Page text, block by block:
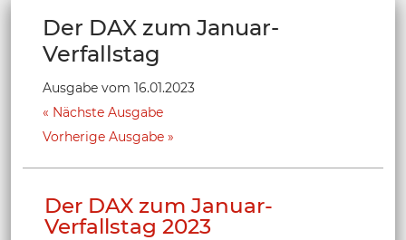
Der DAX zum Januar-
Verfallstag
Ausgabe vom 16.01.2023
Nächste Ausgabe
Vorherige Ausgabe
Der DAX zum Januar-
Verfallstag 2023